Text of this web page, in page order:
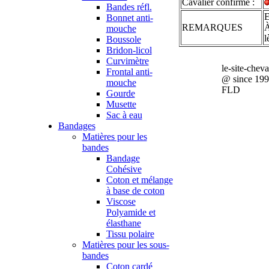
Bandes réfl.
Bonnet anti-
mouche
Boussole
Bridon-licol
Curvimètre
Frontal anti-
mouche
Gourde
Musette
Sac à eau
Bandages
Matières pour les
bandes
Bandage
Cohésive
Coton et mélange
à base de coton
Viscose
Polyamide et
élasthane
Tissu polaire
Matières pour les sous-
bandes
Coton cardé
Cavalier confirmé :
REMARQUES
le-site-
@ since
FLD